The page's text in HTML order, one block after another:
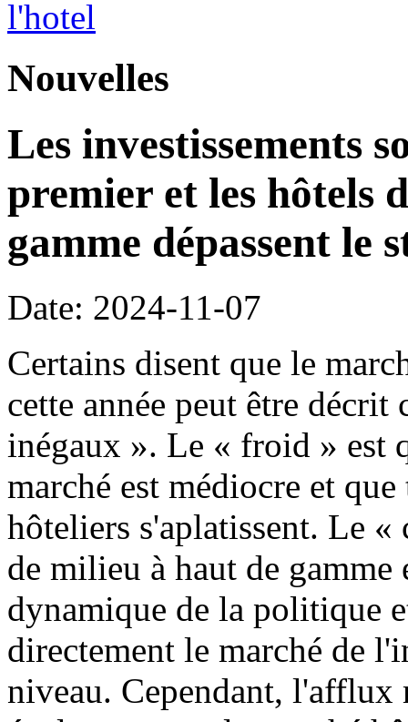
Nouvelles
Les investissements
premier et les hôtels
gamme dépassent le
Date: 2024-11-07
Certains disent que le
cette année peut être
inégaux ». Le « froid » est
marché est médiocre et
hôteliers s'aplatissent. Le
de milieu à haut de gamme
dynamique de la politique
directement le marché de
niveau. Cependant, l'afflux